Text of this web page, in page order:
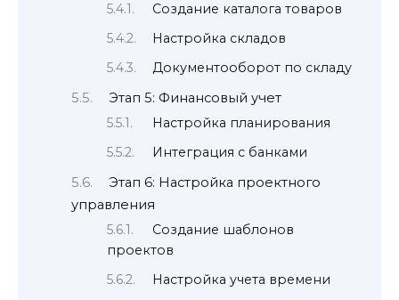
Создание каталога товаров
Настройка складов
Документооборот по складу
Этап 5: Финансовый учет
Настройка планирования
Интеграция с банками
Этап 6: Настройка проектного
управления
Создание шаблонов
проектов
Настройка учета времени